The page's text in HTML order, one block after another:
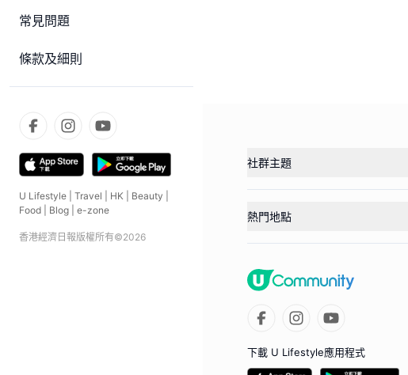
常見問題
條款及細則
U Lifestyle Travel HK Beauty
Food
Blog e-zone
香港經濟日報版權所有©2026
社群主題
熱門地點
下載 U Lifestyle應用程式